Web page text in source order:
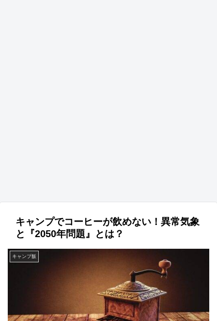
キャンプでコーヒーが飲めない！異常気象
と『2050年問題』とは？
キャンプ飯